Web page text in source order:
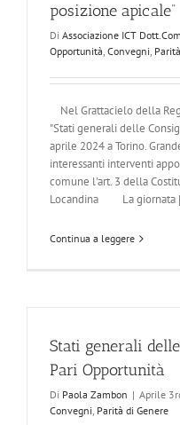
posizione apicale”
Di Associazione ICT Dott.Com
Opportunità, Convegni,
Nel Grattacielo della
"Stati generali delle
aprile 2024 a Torino.
interessanti interventi
comune l'art. 3 della
Locandina La giornata
Continua a leggere
Stati generali
Pari Opportunità
Di Paola Zambon | Aprile
Convegni, Parità di Genere